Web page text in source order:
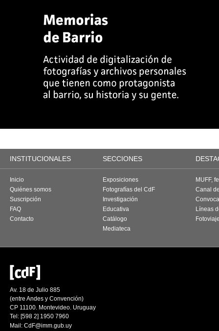
INSTITUCIONALES SECCIONES
Inicio
Quiénes somos
Suscripción
FAQ
Contacto
Exposiciones
Fotografías del CdF
Investigación
Educativa
Catálogo
Mediateca
MUFF,
Canal
Líneas
Av. 18 de Julio 885
(entre Andes y Convención)
CP 11100. Montevideo. Uruguay
Tel: [598 2] 1950 7960
Mail: CdF@imm.gub.uy